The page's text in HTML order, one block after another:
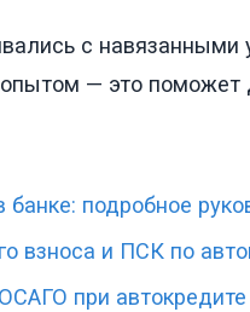
с навязанными
— это поможет
банке: подробное
взноса и ПСК по
при автокредите